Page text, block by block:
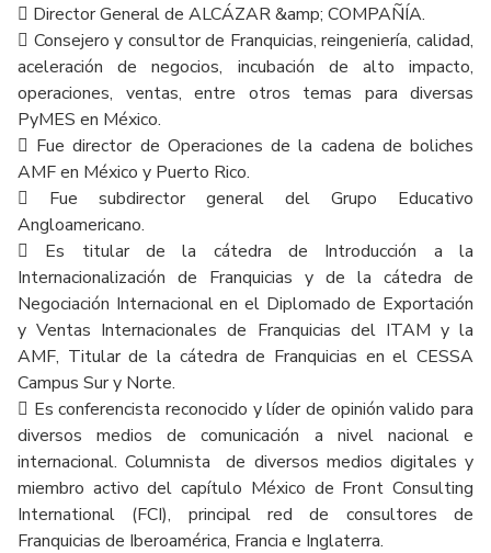
 Director General de ALCÁZAR &amp; COMPAÑÍA.
 Consejero y consultor de Franquicias, reingeniería, calidad,
aceleración de negocios, incubación de alto impacto,
operaciones, ventas, entre otros temas para diversas
PyMES en México.
 Fue director de Operaciones de la cadena de boliches
AMF en México y Puerto Rico.
 Fue subdirector general del Grupo Educativo
Angloamericano.
 Es titular de la cátedra de Introducción a la
Internacionalización de Franquicias y de la cátedra de
Negociación Internacional en el Diplomado de Exportación
y Ventas Internacionales de Franquicias del ITAM y la
AMF, Titular de la cátedra de Franquicias en el CESSA
Campus Sur y Norte.
 Es conferencista reconocido y líder de opinión valido para
diversos medios de comunicación a nivel nacional e
internacional. Columnista de diversos medios digitales y
miembro activo del capítulo México de Front Consulting
International (FCI), principal red de consultores de
Franquicias de Iberoamérica, Francia e Inglaterra.